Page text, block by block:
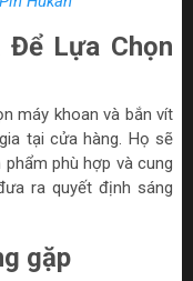
Để Lựa Chọn
máy khoan và bắn vít
tại cửa hàng. Họ sẽ
phù hợp và cung
ra quyết định sáng
gặp